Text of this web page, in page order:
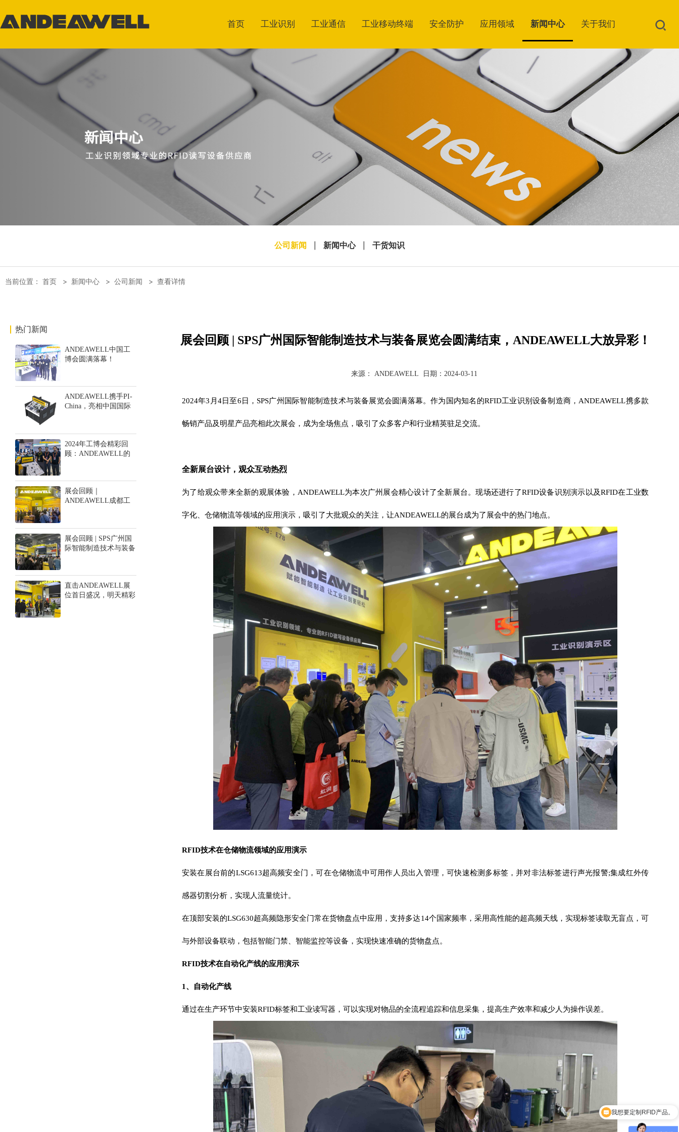
首页 工业识别 工业通信 工业移动终端 安全防护 应用领域 新闻中心 关于我们
公司新闻 新闻中心 干货知识
当前位置： 首页 > 新闻中心 > 公司新闻 > 查看详情
热门新闻
ANDEAWELL中国工
博会圆满落幕！
ANDEAWELL携手PI-
China，亮相中国国际
2024年工博会精彩回
顾：ANDEAWELL的
展会回顾｜
ANDEAWELL成都工
展会回顾 | SPS广州国
际智能制造技术与装备
彩！
直击ANDEAWELL展
位首日盛况，明天精彩
展会回顾 | SPS广州国际智能制造技术与装备展览会圆满结束，ANDEAWELL大放异彩！
来源： ANDEAWELL 日期： 2024-03-11
2024年3月4日至6日，SPS广州国际智能制造技术与装备展览会圆满落幕。作为国内知名的RFID工业识别设备制造商， ANDEAWELL携多款
畅销产品及明星产品亮相此次展会，成为全场焦点，吸引了众多客户和行业精英驻足交流。
全新展台设计，观众互动热烈
为了给观众带来全新的观展体验， ANDEAWELL为本次广州展会精心设计了全新展台。现场还进行了RFID设备识别演示以及RFID在工业数
字化、仓储物流等领域的应用演示，吸引了大批观众的关注，让ANDEAWELL的展台成为了展会中的热门地点。
RFID技术在仓储物流领域的应用演示
安装在展台前的LSG613超高频安全门，可在仓储物流中可用作人员出入管理，可快速检测多标签，并对非法标签进行声光报警;集成红外传
感器切割分析，实现人流量统计。
在顶部安装的LSG630超高频隐形安全门常在货物盘点中应用，支持多达14个国家频率，采用高性能的超高频天线，实现标签读取无盲点，可
与外部设备联动，包括智能门禁、智能监控等设备，实现快速准确的货物盘点。
RFID技术在自动化产线的应用演示
1、自动化产线
通过在生产环节中安装RFID标签和工业读写器 ，可以实现对物品的全流程追踪和信息采集，提高生产效率和减少人为操作误差。
我想咨询高频产品。